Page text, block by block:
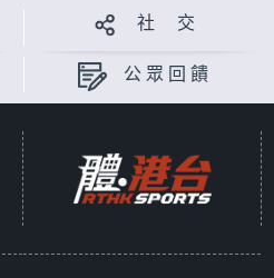
社 交
公眾回饋